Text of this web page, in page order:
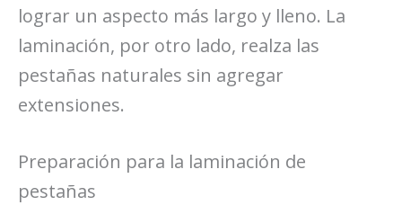
lograr un aspecto más largo y lleno. La
laminación, por otro lado, realza las
pestañas naturales sin agregar
extensiones.
Preparación para la laminación de
pestañas